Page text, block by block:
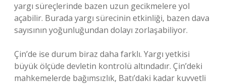
yargı süreçlerinde bazen uzun gecikmelere yol
açabilir. Burada yargı sürecinin etkinliği, bazen dava
sayısının yoğunluğundan dolayı zorlaşabiliyor.
Çin’de ise durum biraz daha farklı. Yargı yetkisi
büyük ölçüde devletin kontrolü altındadır. Çin’deki
mahkemelerde bağımsızlık, Batı’daki kadar kuvvetli